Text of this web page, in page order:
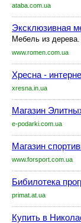
ataba.com.ua
Эксклюзивная
Мебель из
www.romen.com.ua
Хресна -
xresna.in.ua
Магазин
e-podarki.com.ua
Магазин
www.forsport.com.ua
Бибилотека
primat.at.ua
Купить в